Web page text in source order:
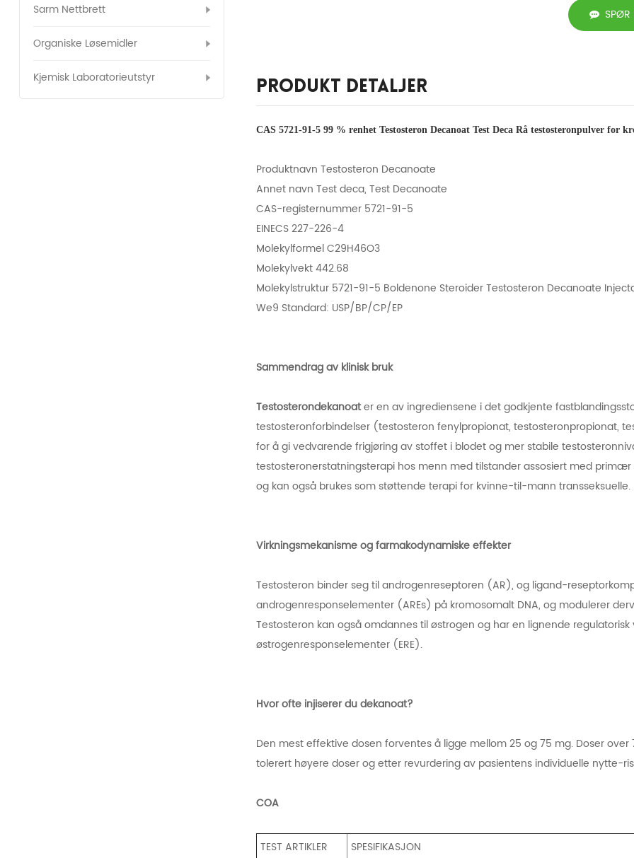
Sarm Nettbrett
Organiske Løsemidler
Kjemisk Laboratorieutstyr
SPØR
Produkt Detaljer
CAS 5721-91-5 99 % renhet Testosteron Decanoat Test Deca Rå testosteronpulver for
Produktnavn Testosteron Decanoate
Annet navn Test deca, Test Decanoate
CAS-registernummer 5721-91-5
EINECS 227-226-4
Molekylformel C29H46O3
Molekylvekt 442.68
Molekylstruktur 5721-91-5 Boldenone Steroider Testosteron Decanoate
We9 Standard: USP/BP/CP/EP
Sammendrag av klinisk bruk
Testosterondekanoater en av ingrediensene i det godkjente
testosteronforbindelser (testosteron fenylpropionat, testosteronpropionat,
for å gi vedvarende frigjøring av stoffet i blodet og mer stabile
testosteronerstatningsterapi hos menn med tilstander assosiert med
og kan også brukes som støttende terapi for kvinne-til-mann transseksuelle.
Virkningsmekanisme og farmakodynamiske effekter
Testosteron binder seg til androgenreseptoren (AR), og ligand-
androgenresponselementer (AREs) på kromosomalt DNA, og modulerer
Testosteron kan også omdannes til østrogen og har en lignende
østrogenresponselementer (ERE).
Hvor ofte injiserer du dekanoat?
Den mest effektive dosen forventes å ligge mellom 25 og 75 mg. Doser
tolerert høyere doser og etter revurdering av pasientens individuelle nytte-
COA
TEST ARTIKLER SPESIFIKASJON